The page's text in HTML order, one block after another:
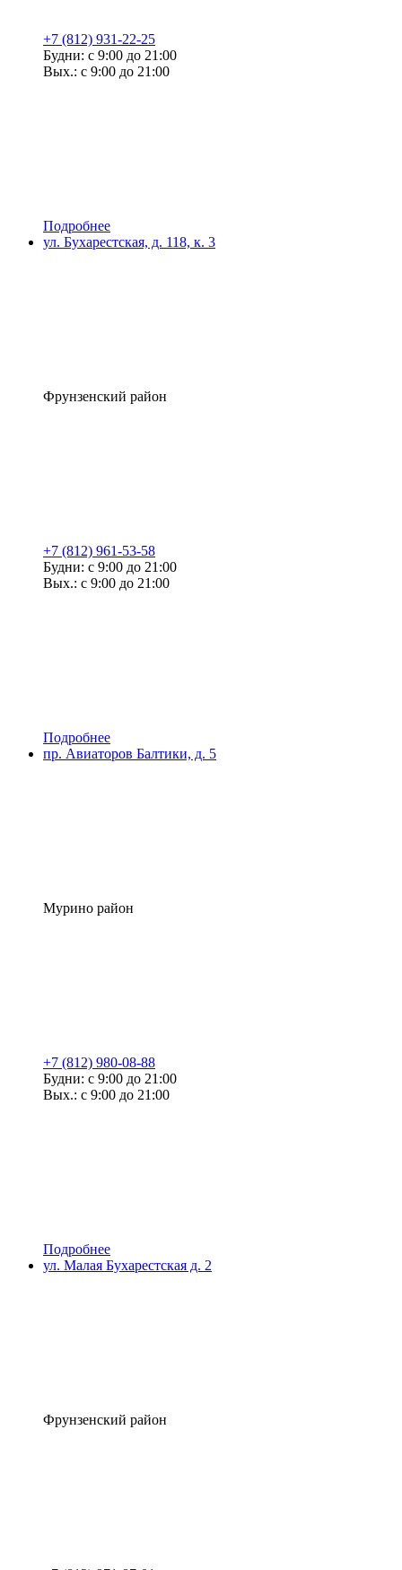
+7 (812) 931-22-25
Будни: с 9:00 до 21:00
Вых.: с 9:00 до 21:00
Подробнее
ул. Бухарестская, д. 118, к. 3
Фрунзенский район
+7 (812) 961-53-58
Будни: с 9:00 до 21:00
Вых.: с 9:00 до 21:00
Подробнее
пр. Авиаторов Балтики, д. 5
Мурино район
+7 (812) 980-08-88
Будни: с 9:00 до 21:00
Вых.: с 9:00 до 21:00
Подробнее
ул. Малая Бухарестская д. 2
Фрунзенский район